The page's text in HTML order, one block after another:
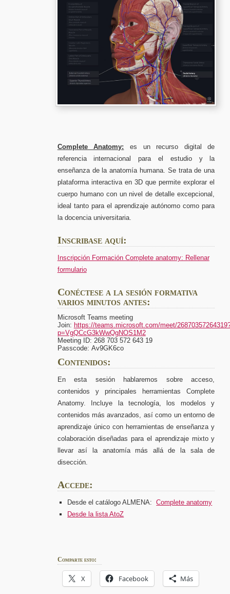
Complete Anatomy: es un recurso digital de
referencia internacional para el estudio y la
enseñanza de la anatomía humana. Se trata de una
plataforma interactiva en 3D que permite explorar el
cuerpo humano con un nivel de detalle excepcional,
ideal tanto para el aprendizaje autónomo como para
la docencia universitaria.
Inscribase aquí:
Inscripción Formación Complete anatomy: Rellenar
formulario
Conéctese a la sesión formativa
varios minutos antes:
Microsoft Teams meeting
Join: https://teams.microsoft.com/meet/
p=VgQCcG3kWwQgNOS1M2
Meeting ID: 268 703 572 643 19
Passcode: Av9GK6co
Contenidos:
En esta sesión hablaremos sobre acceso,
contenidos y principales herramientas Complete
Anatomy. Incluye la tecnología, los modelos y
contenidos más avanzados, así como un entorno de
aprendizaje único con herramientas de enseñanza y
colaboración diseñadas para el aprendizaje mixto y
llevar así la anatomía más allá de la sala de
disección.
Accede:
Desde el catálogo ALMENA:Complete anatomy
Desde la lista AtoZ
Comparte esto:
X Facebook Más